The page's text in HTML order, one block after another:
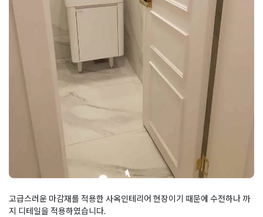
고급스러운 마감재를 적용한 사옥인테리어 현장이기 때문에 수전하나 까
지 디테일을 적용하였습니다.